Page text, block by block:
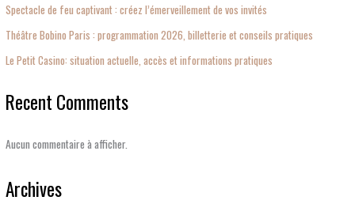
Spectacle de feu captivant : créez l’émerveillement de vos invités
Théâtre Bobino Paris : programmation 2026, billetterie et conseils pratiques
Le Petit Casino: situation actuelle, accès et informations pratiques
Recent Comments
Aucun commentaire à afficher.
Archives